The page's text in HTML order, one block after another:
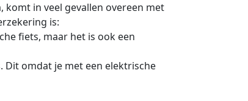
komt in veel gevallen overeen met
is:
fiets, maar het is ook een
Dit omdat je met een elektrische